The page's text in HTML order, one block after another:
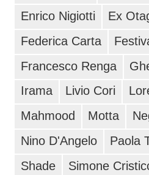
Enrico Nigiotti
Ex
Federica Carta
Francesco Renga
Irama
Livio Cori
Mahmood
Motta
Nino D'Angelo
Paola
Shade
Simone